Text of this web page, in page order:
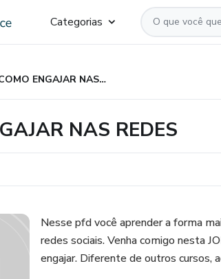
Categorias
COMO ENGAJAR NAS REDES
NAS REDES
Nesse pfd você aprender a forma
redes sociais. Venha comigo nesta
engajar. Diferente de outros cursos,